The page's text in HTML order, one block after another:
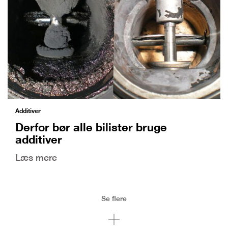
Additiver
Derfor bør alle bilister bruge
additiver
Læs mere
Se flere